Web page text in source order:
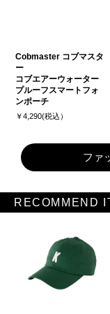
Cobmaster コブマスタ
ー
コブエアーウォーター
プルーフスマートフォ
ンポーチ
￥4,290(税込）
ファ
RECOMMEND